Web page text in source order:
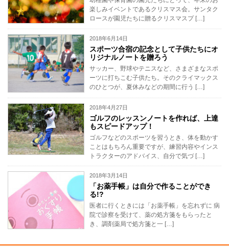
楽しみイベントであるクリスマス会。サンタク
ロースが園児たちに贈るクリスマスプ […]
2018年6月14日
スポーツ合宿の記念として子供たちにオ
リジナルノートを贈ろう
サッカー、野球やテニスなど、さまざまなスポ
ーツに打ちこむ子供たち。そのクライマックス
のひとつが、夏休みなどの期間に行う […]
2018年4月27日
ゴルフのレッスンノートを作れば、上達
もスピードアップ！
ゴルフなどのスポーツを習うとき、体を動かす
ことはもちろん重要ですが、練習内容やインス
トラクターのアドバイス、自分で気づ […]
2018年3月14日
「お薬手帳」は自分で作ることができ
る!?
医者に行くときには「お薬手帳」を忘れずに 病
院で診察を受けて、薬の処方箋をもらったと
き、調剤薬局で処方箋と一 […]